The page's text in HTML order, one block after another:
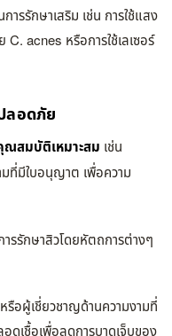
การรักษาเสริม เช่น การใช้แสง
acnes หรือการใช้เลเซอร์
ลอดภัย
ณสมบัติเหมาะสม เช่น
ที่มีใบอนุญาต เพื่อความ
รรักษาสิวโดยหัตถการต่างๆ
อผู้เชี่ยวชาญด้านความงามที่
ดเชื้อเพื่อลดการบาดเจ็บของ